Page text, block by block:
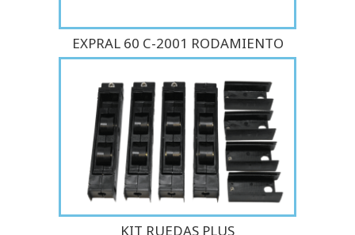
EXPRAL 60 C-2001 RODAMIENTO
KIT RUEDAS PLUS